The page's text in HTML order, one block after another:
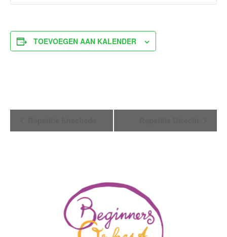
TOEVOEGEN AAN KALENDER
Navigatie